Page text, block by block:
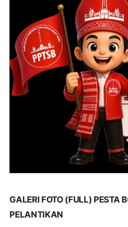
GALERI FOTO (FULL) PESTA
PELANTIKAN